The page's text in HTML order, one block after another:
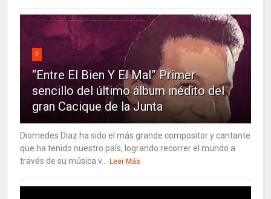
5
“Entre El Bien Y El Mal” Primer
sencillo del último álbum inédito del
gran Cacique de la Junta
Diomedes Diaz ha sido el más grande compositor y cantante
que ha tenido nuestro país, logrando recorrer el mundo a
través de su música v...
Leer Más